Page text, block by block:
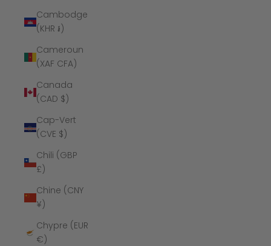
Cambodge
(KHR ៛)
Cameroun
(XAF CFA)
Canada
(CAD $)
Cap-Vert
(CVE $)
Chili (GBP
£)
Chine (CNY
¥)
Chypre (EUR
€)